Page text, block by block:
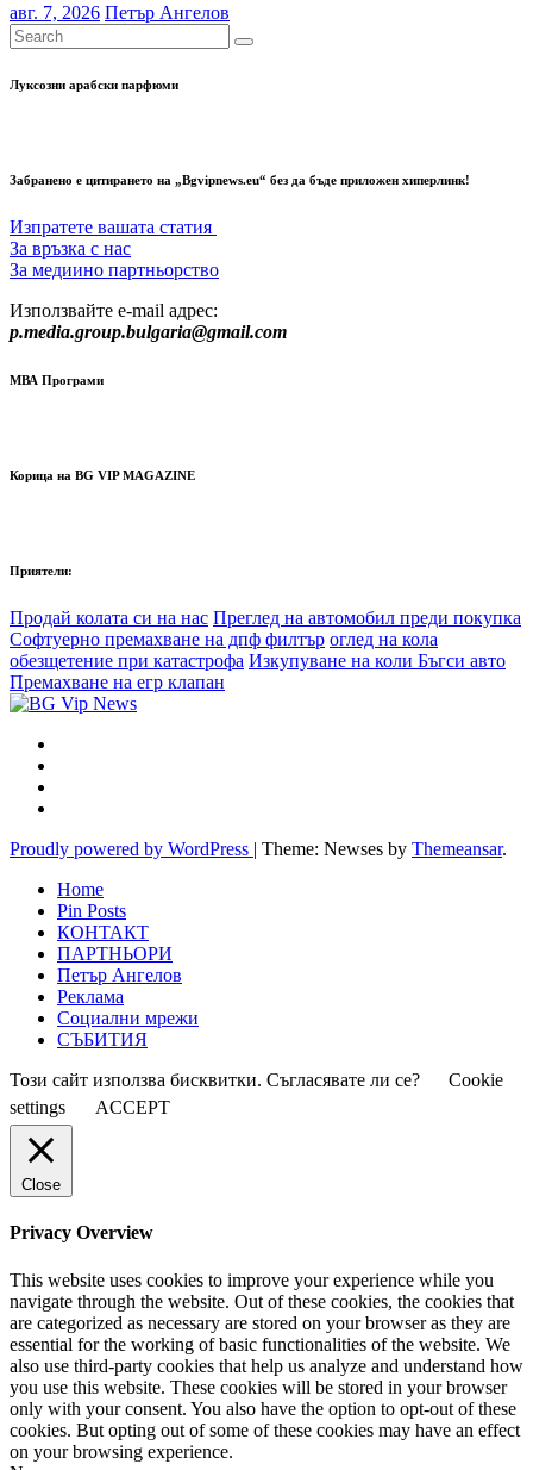
авг. 7, 2026 Петър Ангелов
Луксозни арабски парфюми
Забранено е цитирането на „Bgvipnews.eu“ без да бъде приложен хиперлинк!
Изпратете вашата статия
За връзка с нас
За медиино партньорство
Използвайте e-mail адрес:
p.media.group.bulgaria@gmail.com
МВА Програми
Корица на BG VIP MAGAZINE
Приятели:
Продай колата си на нас Преглед на автомобил преди покупка
Софтуерно премахване на дпф филтър оглед на кола
обезщетение при катастрофа Изкупуване на коли Бъгси авто
Премахване на егр клапан
Proudly powered by WordPress | Theme: Newses by Themeansar.
Home
Pin Posts
КОНТАКТ
ПАРТНЬОРИ
Петър Ангелов
Реклама
Социални мрежи
СЪБИТИЯ
Този сайт използва бисквитки. Съгласявате ли се?
Cookie
settings
ACCEPT
Close
Privacy Overview
This website uses cookies to improve your experience while you
navigate through the website. Out of these cookies, the cookies that
are categorized as necessary are stored on your browser as they are
essential for the working of basic functionalities of the website. We
also use third-party cookies that help us analyze and understand how
you use this website. These cookies will be stored in your browser
only with your consent. You also have the option to opt-out of these
cookies. But opting out of some of these cookies may have an effect
on your browsing experience.